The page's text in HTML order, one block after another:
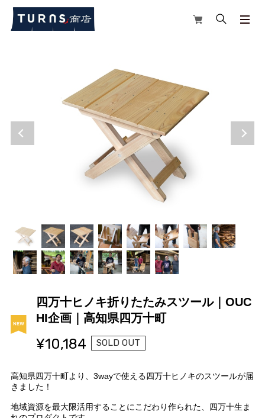
四万十ヒノキ折りたたみスツール｜OUC
HI企画｜高知県四万十町
¥10,184 SOLD OUT
高知県四万十町より、3wayで使える四万十ヒノキのスツールが届
きました！
地域資源を最大限活用することにこだわり作られた、四万十生ま